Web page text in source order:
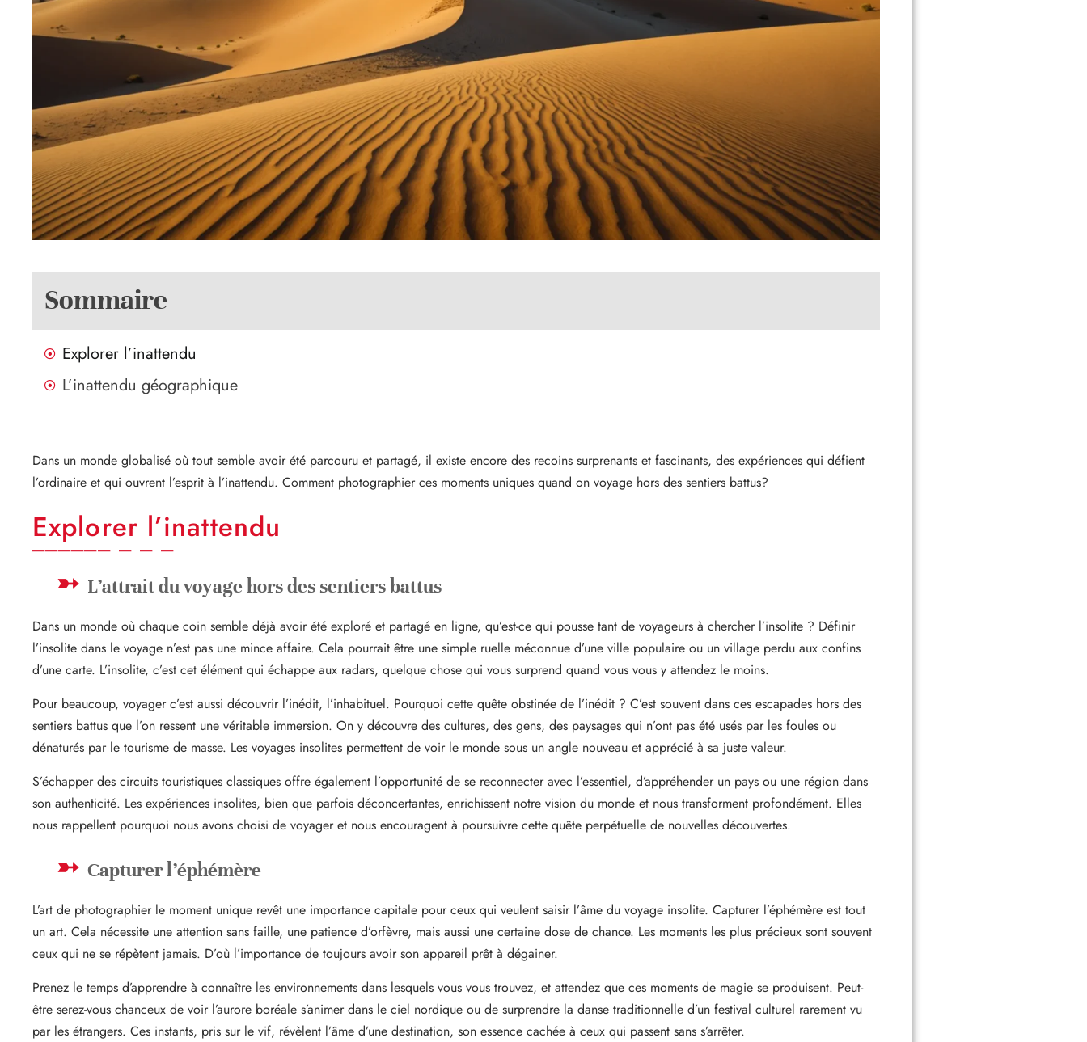
Sommaire
Explorer l’inattendu
L’inattendu géographique
Dans un monde globalisé où tout semble avoir été parcouru et partagé, il existe encore des recoins surprenants et fascinants, des expériences qui défient
l’ordinaire et qui ouvrent l’esprit à l’inattendu. Comment photographier ces moments uniques quand on voyage hors des sentiers battus?
Explorer l’inattendu
L’attrait du voyage hors des sentiers battus
Dans un monde où chaque coin semble déjà avoir été exploré et partagé en ligne, qu’est-ce qui pousse tant de voyageurs à chercher l’insolite ? Définir
l’insolite dans le voyage n’est pas une mince affaire. Cela pourrait être une simple ruelle méconnue d’une ville populaire ou un village perdu aux confins
d’une carte. L’insolite, c’est cet élément qui échappe aux radars, quelque chose qui vous surprend quand vous vous y attendez le moins.
Pour beaucoup, voyager c’est aussi découvrir l’inédit, l’inhabituel. Pourquoi cette quête obstinée de l’inédit ? C’est souvent dans ces escapades hors des
sentiers battus que l’on ressent une véritable immersion. On y découvre des cultures, des gens, des paysages qui n’ont pas été usés par les foules ou
dénaturés par le tourisme de masse. Les voyages insolites permettent de voir le monde sous un angle nouveau et apprécié à sa juste valeur.
S’échapper des circuits touristiques classiques offre également l’opportunité de se reconnecter avec l’essentiel, d’appréhender un pays ou une région dans
son authenticité. Les expériences insolites, bien que parfois déconcertantes, enrichissent notre vision du monde et nous transforment profondément. Elles
nous rappellent pourquoi nous avons choisi de voyager et nous encouragent à poursuivre cette quête perpétuelle de nouvelles découvertes.
Capturer l’éphémère
L’art de photographier le moment unique revêt une importance capitale pour ceux qui veulent saisir l’âme du voyage insolite. Capturer l’éphémère est tout
un art. Cela nécessite une attention sans faille, une patience d’orfèvre, mais aussi une certaine dose de chance. Les moments les plus précieux sont souvent
ceux qui ne se répètent jamais. D’où l’importance de toujours avoir son appareil prêt à dégainer.
Prenez le temps d’apprendre à connaître les environnements dans lesquels vous vous trouvez, et attendez que ces moments de magie se produisent. Peut-
être serez-vous chanceux de voir l’aurore boréale s’animer dans le ciel nordique ou de surprendre la danse traditionnelle d’un festival culturel rarement vu
par les étrangers. Ces instants, pris sur le vif, révèlent l’âme d’une destination, son essence cachée à ceux qui passent sans s’arrêter.